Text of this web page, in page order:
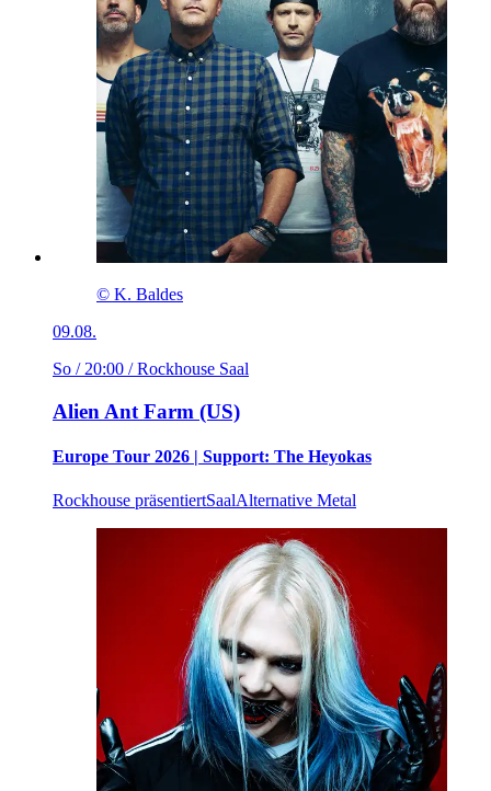
© K. Baldes
09.08.
So / 20:00 / Rockhouse Saal
Alien Ant Farm (US)
Europe Tour 2026 | Support: The Heyokas
Rockhouse präsentiertSaalAlternative Metal